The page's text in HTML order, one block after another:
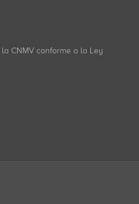
CNMV conforme a la Ley